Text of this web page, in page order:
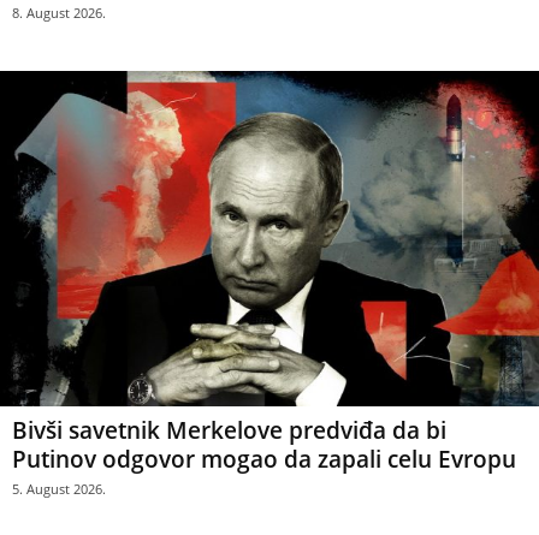
8. August 2026.
Bivši savetnik Merkelove predviđa da bi
Putinov odgovor mogao da zapali celu Evropu
5. August 2026.